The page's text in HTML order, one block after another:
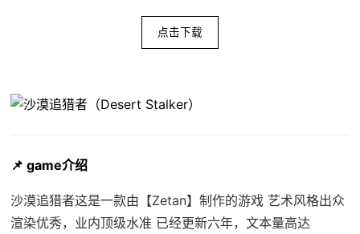
点击下载
📌 game介绍
沙漠追猎者这是一款由【Zetan】制作的游戏 艺术风格出众
渲染优秀，业内顶级水准 已经更新六年，文本量高达